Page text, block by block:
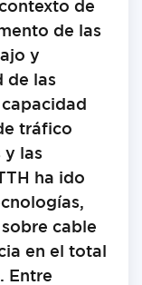
de
de las
y
de las
tráfico
y las
ha ido
cable
en el total
Entre